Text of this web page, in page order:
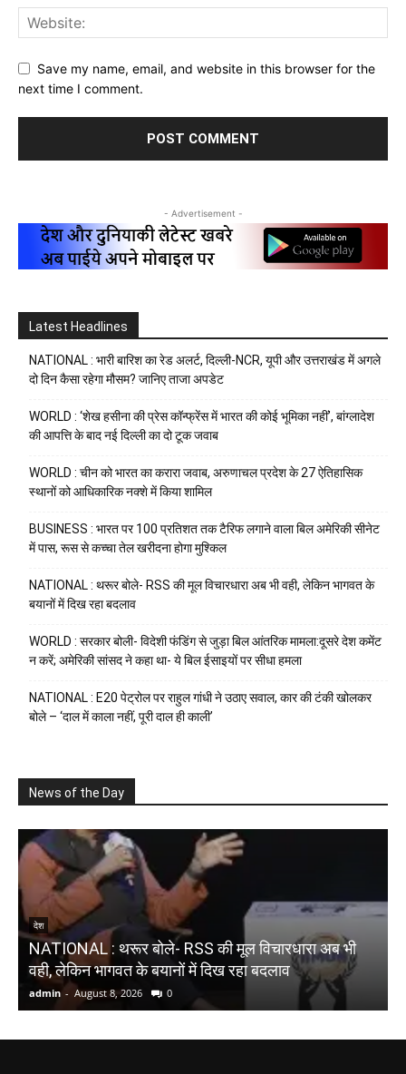
Save my name, email, and website in this browser for the
next time I comment.
- Advertisement -
Latest Headlines
NATIONAL : भारी बारिश का रेड अलर्ट, दिल्ली-NCR, यूपी और उत्तराखंड में अगले
दो दिन कैसा रहेगा मौसम? जानिए ताजा अपडेट
WORLD : ‘शेख हसीना की प्रेस कॉन्फ्रेंस में भारत की कोई भूमिका नहीं’, बांग्लादेश
की आपत्ति के बाद नई दिल्ली का दो टूक जवाब
WORLD : चीन को भारत का करारा जवाब, अरुणाचल प्रदेश के 27 ऐतिहासिक
स्थानों को आधिकारिक नक्शे में किया शामिल
BUSINESS : भारत पर 100 प्रतिशत तक टैरिफ लगाने वाला बिल अमेरिकी सीनेट
में पास, रूस से कच्चा तेल खरीदना होगा मुश्किल
NATIONAL : थरूर बोले- RSS की मूल विचारधारा अब भी वही, लेकिन भागवत के
बयानों में दिख रहा बदलाव
WORLD : सरकार बोली- विदेशी फंडिंग से जुड़ा बिल आंतरिक मामला:दूसरे देश कमेंट
न करें; अमेरिकी सांसद ने कहा था- ये बिल ईसाइयों पर सीधा हमला
NATIONAL : E20 पेट्रोल पर राहुल गांधी ने उठाए सवाल, कार की टंकी खोलकर
बोले – ‘दाल में काला नहीं, पूरी दाल ही काली’
News of the Day
देश
NATIONAL : थरूर बोले- RSS की मूल विचारधारा अब भी
वही, लेकिन भागवत के बयानों में दिख रहा बदलाव
admin - August 8, 2026 0